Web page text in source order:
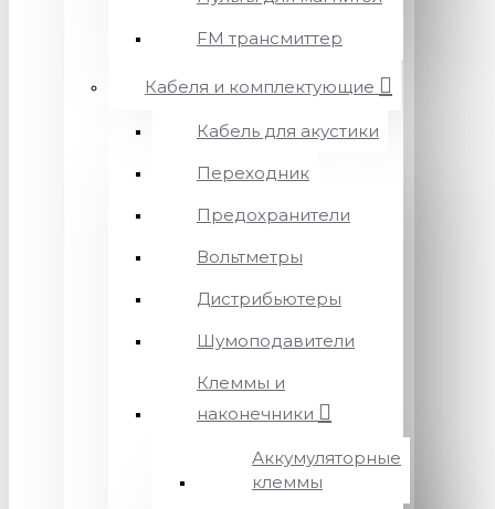
FM трансмиттер
Кабеля и комплектующие
Кабель для акустики
Переходник
Предохранители
Вольтметры
Дистрибьютеры
Шумоподавители
Клеммы и
наконечники
Аккумуляторные
клеммы